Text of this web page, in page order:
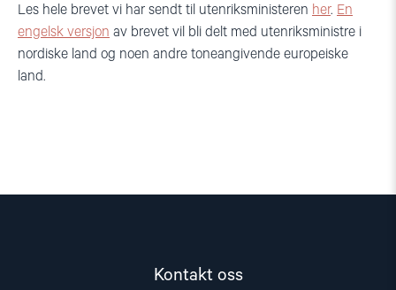
Les hele brevet vi har sendt til utenriksministeren her. En
engelsk versjon av brevet vil bli delt med utenriksministre i
nordiske land og noen andre toneangivende europeiske
land.
Kontakt oss